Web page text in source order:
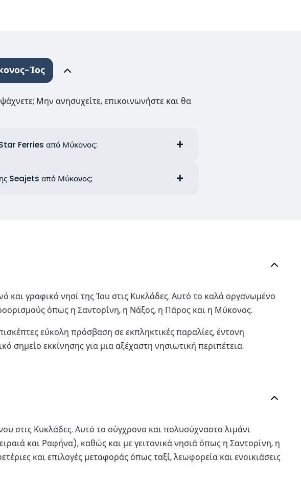
Ίος
Μην ανησυχείτε, επικοινωνήστε και θα
Ferries από Μύκονος;
Seajets από Μύκονος;
και γραφικό νησί της Ίου στις Κυκλάδες. Αυτό το καλά οργανωμένο
όπως η Σαντορίνη, η Νάξος, η Πάρος και η Μύκονος.
εύκολη πρόσβαση σε εκπληκτικές παραλίες, έντονη
σημείο εκκίνησης για μια αξέχαστη νησιωτική περιπέτεια.
στις Κυκλάδες. Αυτό το σύγχρονο και πολυσύχναστο λιμάνι
και Ραφήνα), καθώς και με γειτονικά νησιά όπως η Σαντορίνη, η
και επιλογές μεταφοράς όπως ταξί, λεωφορεία και ενοικιάσεις